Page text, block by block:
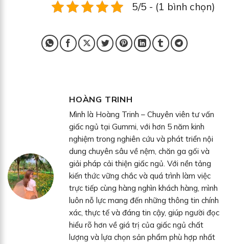
5/5 - (1 bình chọn)
HOÀNG TRINH
Mình là Hoàng Trinh – Chuyên viên tư vấn
giấc ngủ tại Gummi, với hơn 5 năm kinh
nghiệm trong nghiên cứu và phát triển nội
dung chuyên sâu về nệm, chăn ga gối và
giải pháp cải thiện giấc ngủ. Với nền tảng
kiến thức vững chắc và quá trình làm việc
trực tiếp cùng hàng nghìn khách hàng, mình
luôn nỗ lực mang đến những thông tin chính
xác, thực tế và đáng tin cậy, giúp người đọc
hiểu rõ hơn về giá trị của giấc ngủ chất
lượng và lựa chọn sản phẩm phù hợp nhất